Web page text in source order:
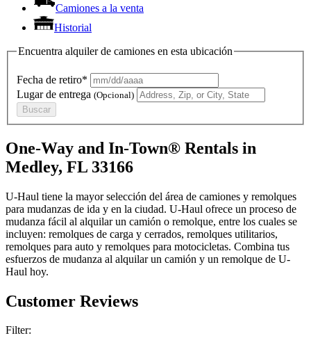
Camiones a la venta
Historial
Encuentra alquiler de camiones en esta ubicación
Fecha de retiro*
Lugar de entrega (Opcional)
Buscar
One-Way and In-Town® Rentals in
Medley, FL 33166
U-Haul tiene la mayor selección del área de camiones y remolques
para mudanzas de ida y en la ciudad. U-Haul ofrece un proceso de
mudanza fácil al alquilar un camión o remolque, entre los cuales se
incluyen: remolques de carga y cerrados, remolques utilitarios,
remolques para auto y remolques para motocicletas. Combina tus
esfuerzos de mudanza al alquilar un camión y un remolque de U-
Haul hoy.
Customer Reviews
Filter: